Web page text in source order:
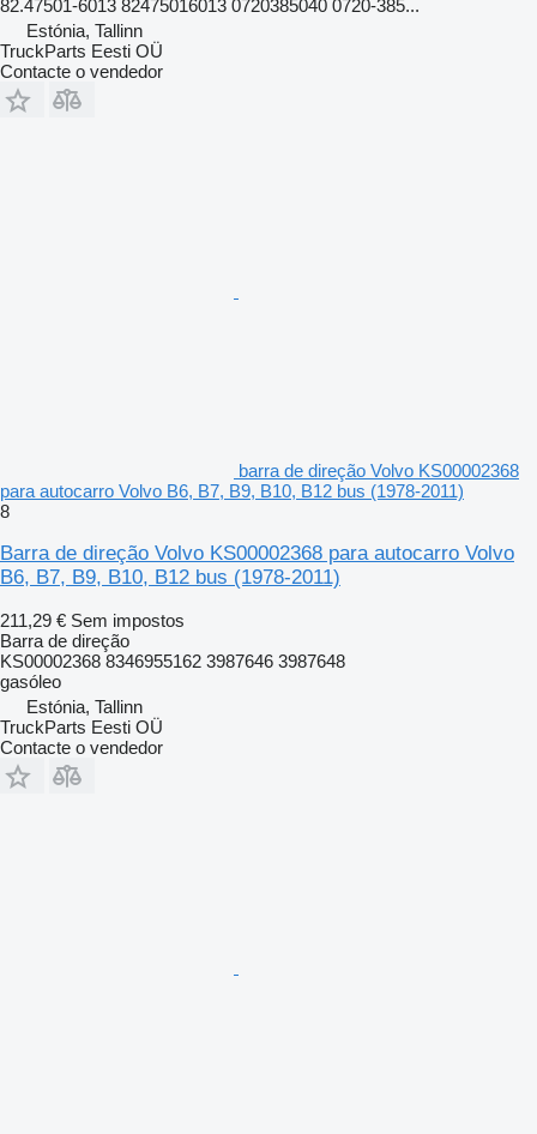
82.47501-6013 82475016013 0720385040 0720-385...
Estónia, Tallinn
TruckParts Eesti OÜ
Contacte o vendedor
barra de direção Volvo KS00002368
para autocarro Volvo B6, B7, B9, B10, B12 bus (1978-2011)
8
Barra de direção Volvo KS00002368 para autocarro Volvo
B6, B7, B9, B10, B12 bus (1978-2011)
211,29 € Sem impostos
Barra de direção
KS00002368 8346955162 3987646 3987648
gasóleo
Estónia, Tallinn
TruckParts Eesti OÜ
Contacte o vendedor